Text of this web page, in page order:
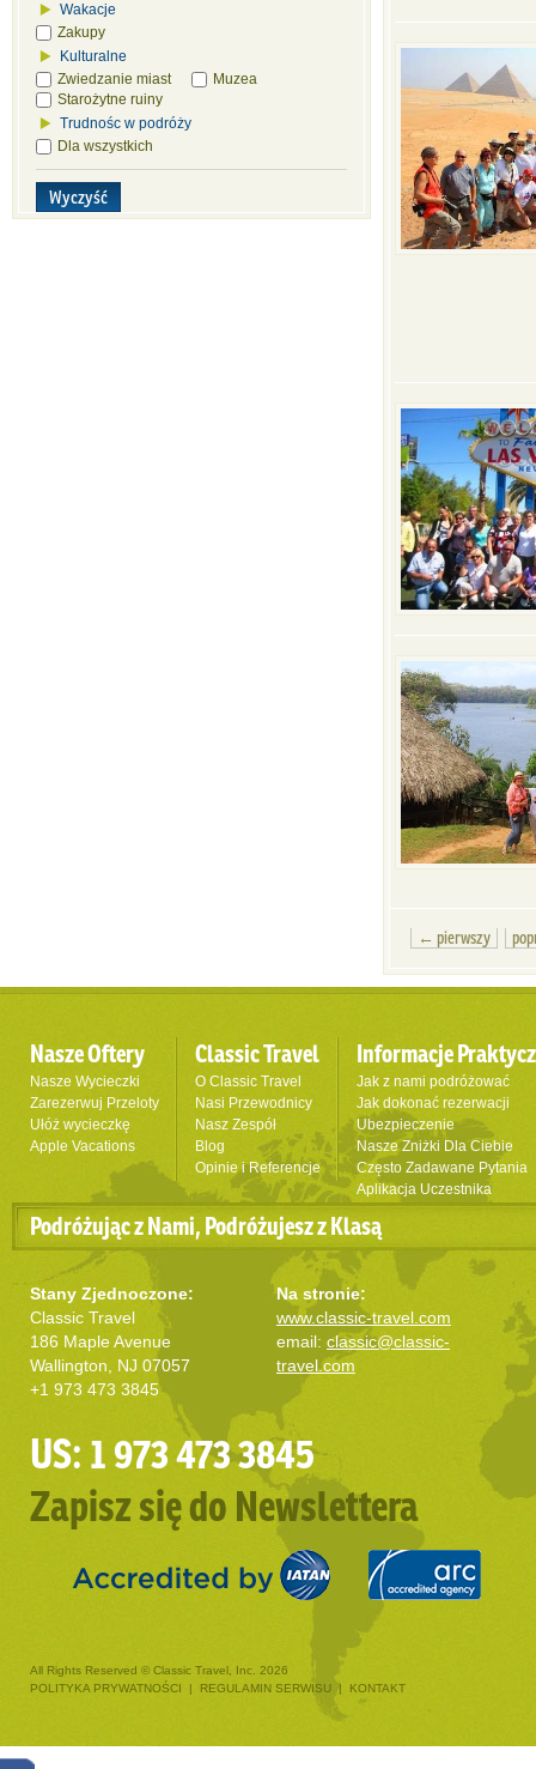
← pierwszy
Wakacje
Zakupy
Kulturalne
Zwiedzanie miast
Muzea
Starożytne ruiny
Trudnośc w podróży
Dla wszystkich
Wyczyść
Nasze Oftery
Nasze Wycieczki
Zarezerwuj Przeloty
Ułóż wycieczkę
Apple Vacations
Classic Travel
O Classic Travel
Nasi Przewodnicy
Nasz Zespół
Blog
Opinie i Referencje
Informacje
Jak z nami podróżować
Jak dokonać rezerwacji
Ubezpieczenie
Nasze Zniżki Dla Ciebie
Często Zadawane Pytania
Aplikacja Uczestnika
Podróżując z Nami, Podróżujesz z Klasą
Stany Zjednoczone:
Classic Travel
186 Maple Avenue
Wallington, NJ 07057
+1 973 473 3845
Na stronie:
www.classic-travel.com
email: classic@classic-
travel.com
US: 1 973 473 3845
Zapisz się do Newslettera
All Rights Reserved © Classic Travel, Inc. 2026
POLITYKA PRYWATNOŚCI
| REGULAMIN SERWISU | KONTAKT